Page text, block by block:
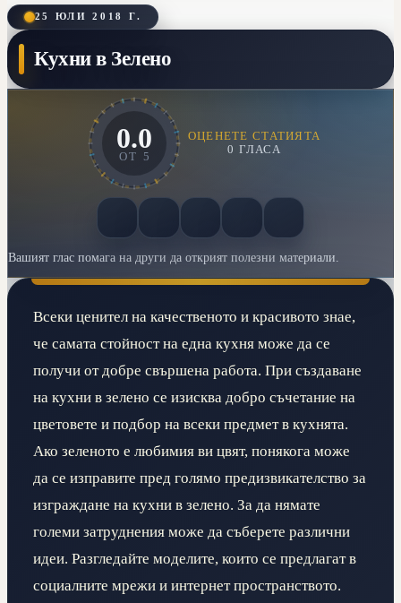
25 ЮЛИ 2018 Г.
Кухни в Зелено
0.0
ОТ 5
ОЦЕНЕТЕ СТАТИЯТА
0 ГЛАСА
Вашият глас помага на други да открият полезни материали.
Всеки ценител на качественото и красивото знае,
че самата стойност на една кухня може да се
получи от добре свършена работа. При създаване
на кухни в зелено се изисква добро съчетание на
цветовете и подбор на всеки предмет в кухнята.
Ако зеленото е любимия ви цвят, понякога може
да се изправите пред голямо предизвикателство за
изграждане на кухни в зелено. За да нямате
големи затруднения може да съберете различни
идеи. Разгледайте моделите, които се предлагат в
социалните мрежи и интернет пространството.